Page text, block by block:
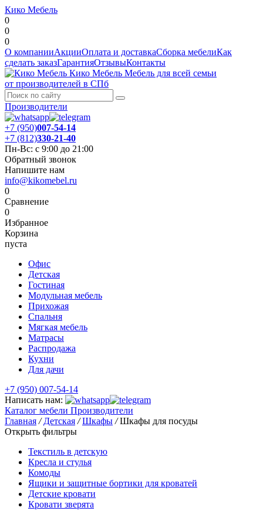
Кико Мебель
0
0
0
О компанииАкцииОплата и доставкаСборка мебелиКак
сделать заказГарантияОтзывыКонтакты
Кико Мебель Мебель для всей семьи
от производителей в СПб
Производители
+7 (950)007-54-14
+7 (812)330-21-40
Пн-Вс: с 9:00 до 21:00
Обратный звонок
Напишите нам
info@kikomebel.ru
0
Сравнение
0
Избранное
Корзина
пуста
Офис
Детская
Гостиная
Модульная мебель
Прихожая
Спальня
Мягкая мебель
Матрасы
Распродажа
Кухни
Для дачи
+7 (950) 007-54-14
Написать нам:
Каталог мебели Производители
Главная / Детская / Шкафы / Шкафы для посуды
Открыть фильтры
Текстиль в детскую
Кресла и стулья
Комоды
Ящики и защитные бортики для кроватей
Детские кровати
Кровати зверята